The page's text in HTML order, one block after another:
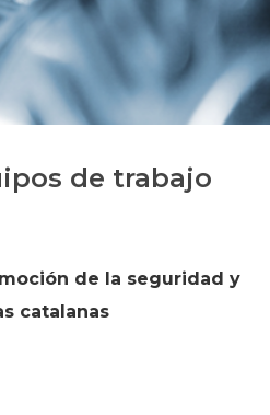
Galería de Presidentes
Sede Social
de trabajo
de la seguridad y
catalanas